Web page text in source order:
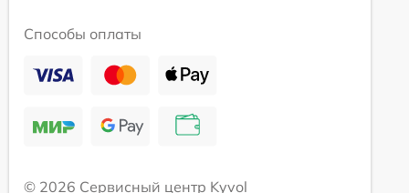
Способы оплаты
© 2026 Сервисный центр Kyvol